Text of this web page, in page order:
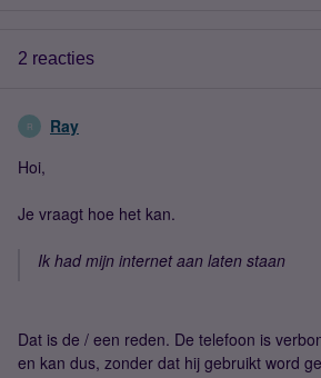
2 reacties
R Ray
Hoi,
Je vraagt hoe het kan.
Ik had mijn internet aan laten staan
Dat is de / een reden. De telefoon is
en kan dus, zonder dat hij gebruikt word